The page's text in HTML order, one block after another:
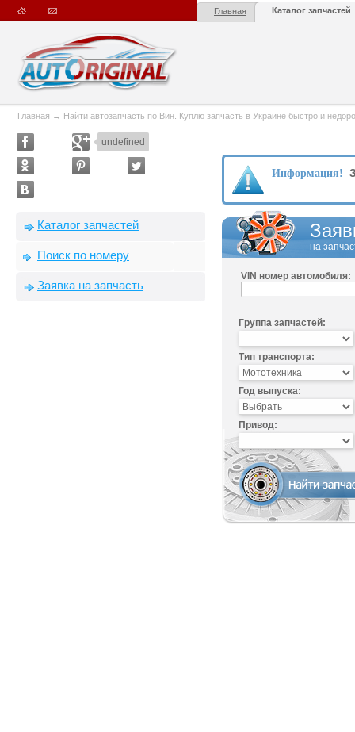
Главная Каталог запчастей
Главная → Найти автозапчасть по Вин. Куплю запчасть в Украине быстро и
undefined
Каталог запчастей
Поиск по номеру
Заявка на запчасть
Информация!
на
VIN номер автомобиля:
Группа запчастей:
Тип транспорта:
Год выпуска:
Привод: